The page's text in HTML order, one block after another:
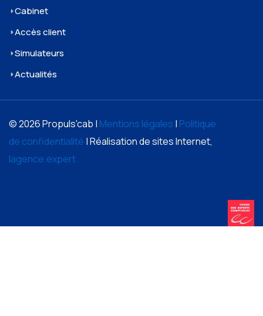
Cabinet
Accès client
Simulateurs
Actualités
© 2026 Propuls'cab | Mentions légales | Politique
de confidentialité | Réalisation de sites Internet,
lagence.expert